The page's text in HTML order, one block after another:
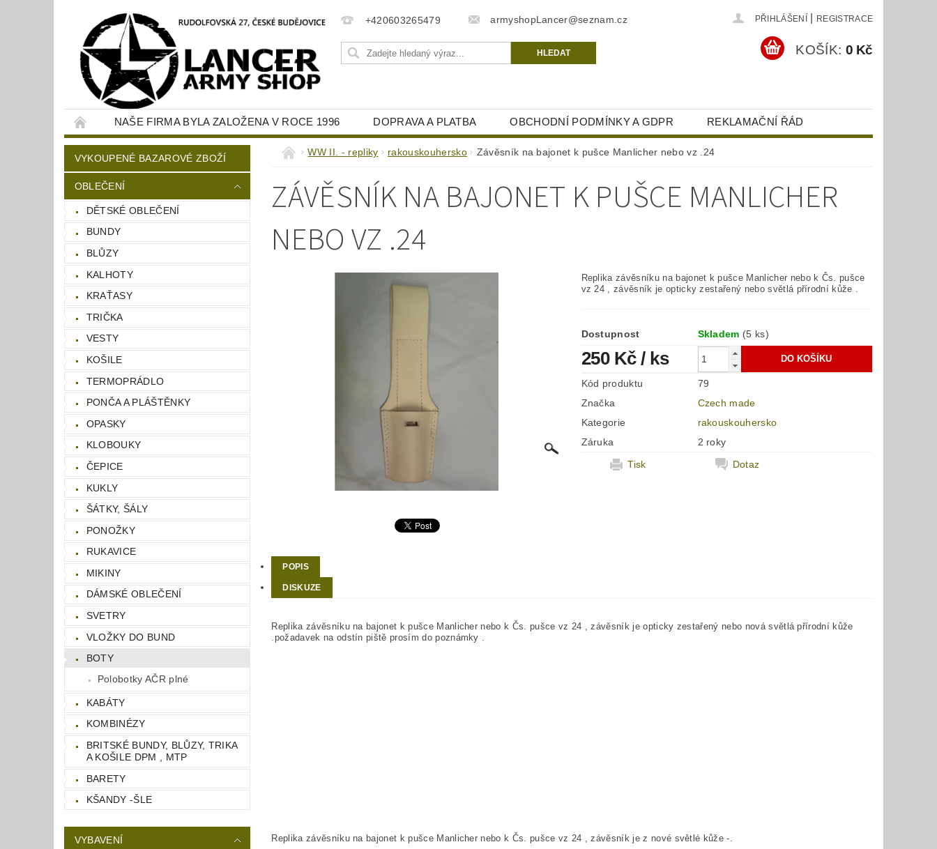
+420603265479 armyshopLancer@seznam.cz PŘIHLÁŠENÍ REGISTRACE
KOŠÍK: 0 Kč
NAŠE FIRMA BYLA ZALOŽENA V ROCE 1996 DOPRAVA A PLATBA OBCHODNÍ PODMÍNKY A GDPR REKLAMAČNÍ ŘÁD
KONTAKTY NAPIŠTE NÁM
VYKOUPENÉ BAZAROVÉ ZBOŽÍ
OBLEČENÍ
DĚTSKÉ OBLEČENÍ
BUNDY
BLŮZY
KALHOTY
KRAŤASY
TRIČKA
VESTY
KOŠILE
TERMOPRÁDLO
PONČA A PLÁŠTĚNKY
OPASKY
KLOBOUKY
ČEPICE
KUKLY
ŠÁTKY, ŠÁLY
PONOŽKY
RUKAVICE
MIKINY
DÁMSKÉ OBLEČENÍ
SVETRY
VLOŽKY DO BUND
BOTY
Polobotky AČR plné
KABÁTY
KOMBINÉZY
BRITSKÉ BUNDY, BLŮZY, TRIKA
A KOŠILE DPM , MTP
BARETY
KŠANDY -ŠLE
VYBAVENÍ
WW II. - repliky rakouskouhersko Závěsník na bajonet k pušce Manlicher nebo vz .24
ZÁVĚSNÍK NA BAJONET K PUŠCE MANLICHER
NEBO VZ .24
Replika závěsníku na bajonet k pušce Manlicher nebo k Čs. pušce
vz 24 , závěsník je opticky zestařený nebo světlá přírodní kůže .
Dostupnost Skladem (5 ks)
250 Kč/ ks
Kód produktu
79
Značka
Czech made
Kategorie
rakouskouhersko
Záruka
2 roky
Tisk
Dotaz
POPIS
DISKUZE
Replika závěsníku na bajonet k pušce Manlicher nebo k Čs. pušce vz 24 , závěsník je opticky zestařený nebo nová světlá přírodní kůže
.požadavek na odstín piště prosím do poznámky .
Replika závěsníku na bajonet k pušce Manlicher nebo k Čs. pušce vz 24 , závěsník je z nové světlé kůže -.